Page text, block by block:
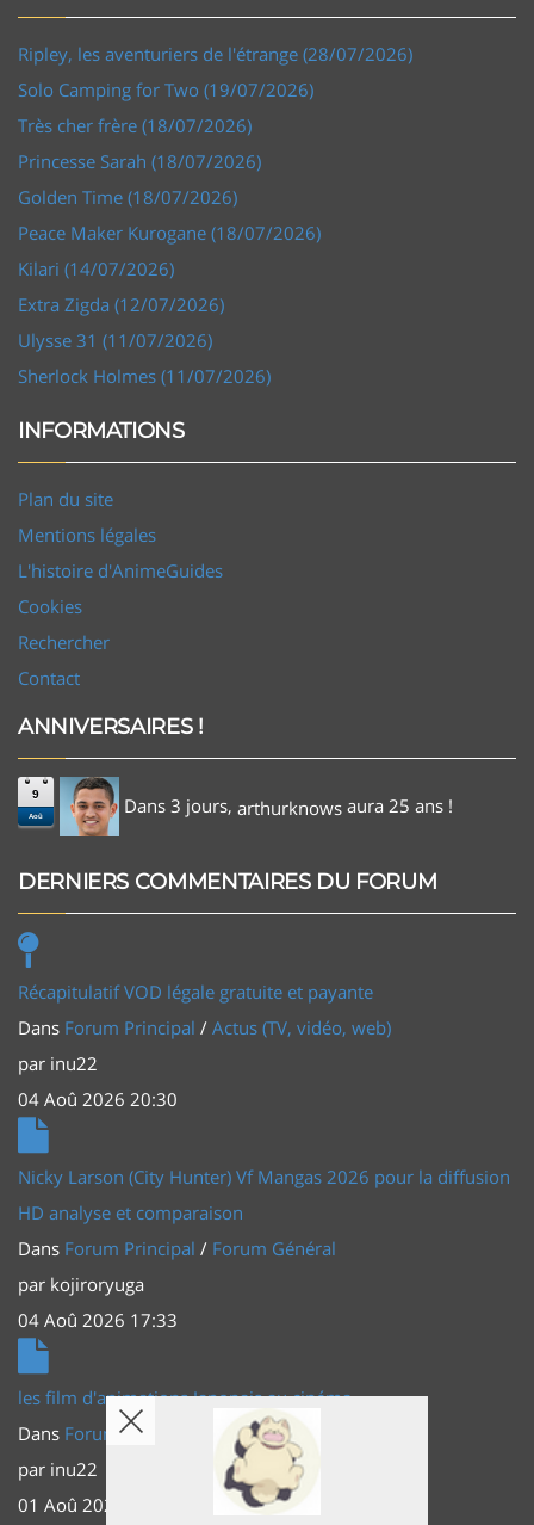
Ripley, les aventuriers de l'étrange (28/07/2026)
Solo Camping for Two (19/07/2026)
Très cher frère (18/07/2026)
Princesse Sarah (18/07/2026)
Golden Time (18/07/2026)
Peace Maker Kurogane (18/07/2026)
Kilari (14/07/2026)
Extra Zigda (12/07/2026)
Ulysse 31 (11/07/2026)
Sherlock Holmes (11/07/2026)
INFORMATIONS
Plan du site
Mentions légales
L'histoire d'AnimeGuides
Cookies
Rechercher
Contact
ANNIVERSAIRES !
9
Aoû Dans 3 jours, arthurknows aura 25 ans !
DERNIERS COMMENTAIRES DU FORUM
Récapitulatif VOD légale gratuite et payante
Dans Forum Principal / Actus (TV, vidéo, web)
par inu22
04 Aoû 2026 20:30
Nicky Larson (City Hunter) Vf Mangas 2026 pour la diffusion
HD analyse et comparaison
Dans Forum Principal / Forum Général
par kojiroryuga
04 Aoû 2026 17:33
les film d'animations Japonais au cinéma
Dans Forum Principal
Actus (TV, vidéo, web)
par inu22
01 Aoû 2026 20:56